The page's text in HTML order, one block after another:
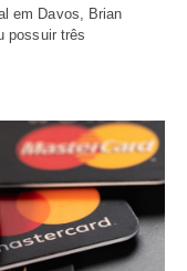
em Davos, Brian
possuir três